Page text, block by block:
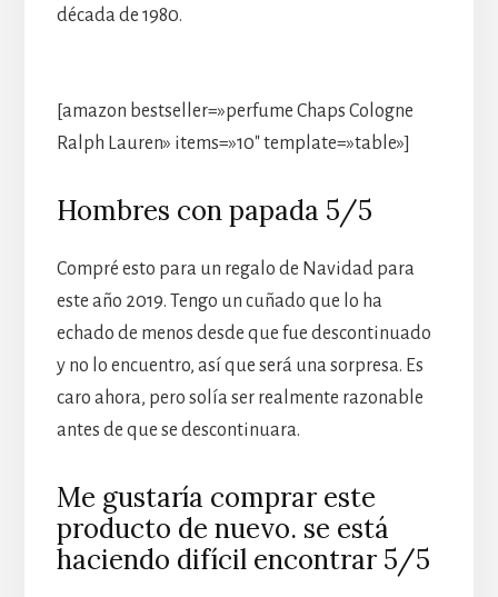
década de 1980.
[amazon bestseller=»perfume Chaps Cologne
Ralph Lauren» items=»10″ template=»table»]
Hombres con papada 5/5
Compré esto para un regalo de Navidad para
este año 2019. Tengo un cuñado que lo ha
echado de menos desde que fue descontinuado
y no lo encuentro, así que será una sorpresa. Es
caro ahora, pero solía ser realmente razonable
antes de que se descontinuara.
Me gustaría comprar este
producto de nuevo. se está
haciendo difícil encontrar 5/5